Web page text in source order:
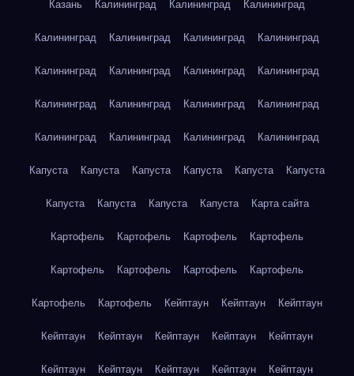
Казань Калининград Калининград Калининград
Калининград Калининград Калининград Калининград
Калининград Калининград Калининград Калининград
Калининград Калининград Калининград Калининград
Калининград Калининград Калининград Калининград
Капуста Капуста Капуста Капуста Капуста Капуста
Капуста Капуста Капуста Капуста Карта сайта
Картофель Картофель Картофель Картофель
Картофель Картофель Картофель Картофель
Картофель Картофель Кейптаун Кейптаун Кейптаун
Кейптаун Кейптаун Кейптаун Кейптаун Кейптаун
Кейптаун Кейптаун Кейптаун Кейптаун Кейптаун